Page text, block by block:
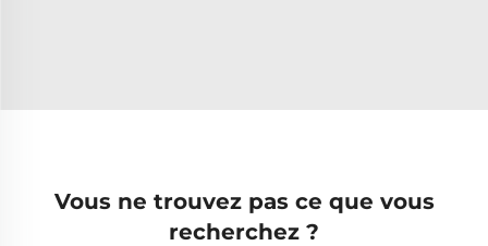
Vous ne trouvez pas ce que vous
recherchez ?